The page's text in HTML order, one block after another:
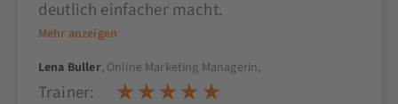
deutlich einfacher macht.
Mehr anzeigen
Lena Buller, Online Marketing Managerin,
Trainer: